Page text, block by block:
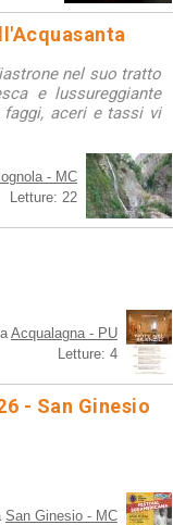
nel suo tratto
e lussureggiante
faggi, aceri e tassi vi
- MC
Letture: 22
aAcqualagna - PU
Letture: 4
- San Ginesio
San Ginesio - MC